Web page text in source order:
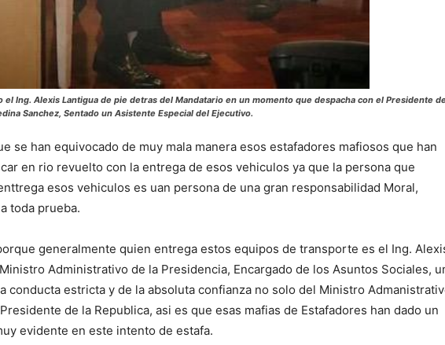
el Ing. Alexis Lantigua de pie detras del Mandatario en un momento que despacha con el Presidente
Sanchez, Sentado un Asistente Especial del Ejecutivo.
se han equivocado de muy mala manera esos estafadores mafiosos que han
en rio revuelto con la entrega de esos vehiculos ya que la persona que
esos vehiculos es uan persona de una gran responsabilidad Moral,
toda prueba.
generalmente quien entrega estos equipos de transporte es el Ing.
Administrativo de la Presidencia, Encargado de los Asuntos Sociales,
conducta estricta y de la absoluta confianza no solo del Ministro
de la Republica, asi es que esas mafias de Estafadores han dado un
evidente en este intento de estafa.